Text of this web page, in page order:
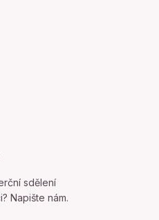
sdělení
Napište nám.